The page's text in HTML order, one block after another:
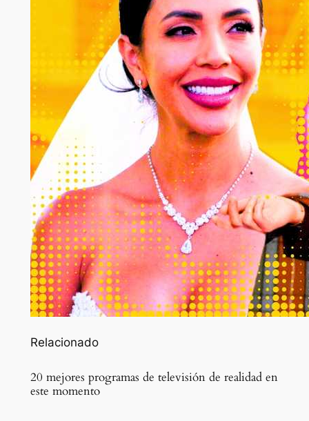
Relacionado
20 mejores programas de televisión de realidad en
este momento